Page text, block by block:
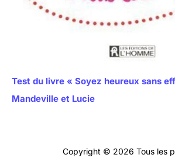
Test du livre « Soyez heureux sans
Mandeville et Lucie
Copyright © 2026 Tous les